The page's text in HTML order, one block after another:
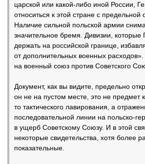
царской или какой-либо иной России,
относиться к этой стране с предельной
Наличие сильной польской армии
значительное бремя. Дивизии,
держать на российской границе,
от дополнительных военных
на военный союз против Советского
Документ, как вы видите, предельно
он не на пустом месте, это не предмет
то тактического лавирования, а
последовательной линии на польско-
в ущерб Советскому Союзу. И в этой
некоторые свидетельства, хотя более
показательные.